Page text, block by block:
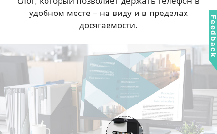
удобном месте – на виду и в пределах
досягаемости.